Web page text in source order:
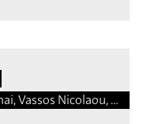
Elliott Carter, Beat Furrer, Chikage Imai, Vassos Nicolaou, Matej Bonin, Bernhard Gander, Manfred Trojahn, Vito Žuraj, Marcelo Perticone, Steingrimur Rohloff, Márton Illés, Natalio Sued, Damon Thomas Lee, Hermann Kretzschmar, Martin Matalon, Adalberto Vidal